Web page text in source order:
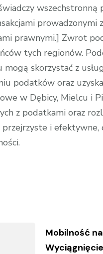
wszechstronną
prowadzonymi
prawnymi.] Zwrot
tych regionów.
mogą skorzystać z
podatków oraz
w Dębicy, Mielcu i
z podatkami oraz
i efektywne,
Mobilność na